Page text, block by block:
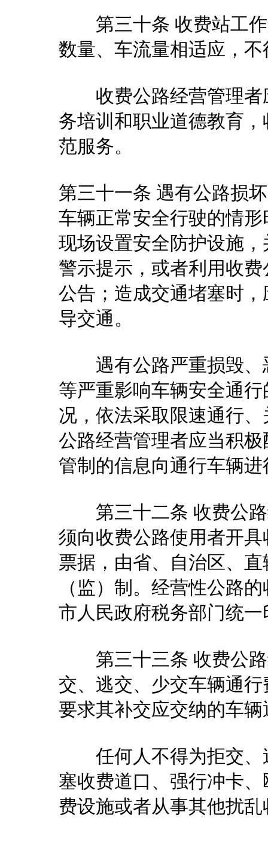
第三十条 收费站工作
数量、车流量相适应，
收费公路经营管理者
务培训和职业道德教育
范服务。
第三十一条 遇有公路损
车辆正常安全行驶的情
现场设置安全防护设施
警示提示，或者利用收
公告；造成交通堵塞时
导交通。
遇有公路严重损毁、
等严重影响车辆安全通
况，依法采取限速通行
公路经营管理者应当积
管制的信息向通行车辆
第三十二条 收费公路
须向收费公路使用者开
票据，由省、自治区、
（监）制。经营性公路
市人民政府税务部门统
第三十三条 收费公路
交、逃交、少交车辆通
要求其补交应交纳的车
任何人不得为拒交、
塞收费道口、强行冲卡
费设施或者从事其他扰